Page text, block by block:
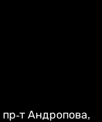
пр-т Андропова,